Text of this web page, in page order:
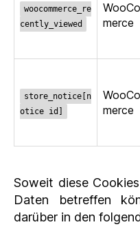
woocommerce_re
cently_viewed
merce
store_notice[n
otice id]
merce
Soweit diese
Daten betreffen
darüber in den